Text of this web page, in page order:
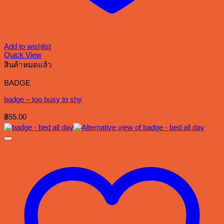
Add to wishlist
Quick View
สินค้าหมดแล้ว
BADGE
badge – too busy to shy
฿55.00